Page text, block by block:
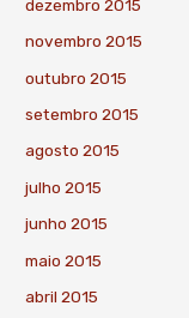
dezembro 2015
novembro 2015
outubro 2015
setembro 2015
agosto 2015
julho 2015
junho 2015
maio 2015
abril 2015